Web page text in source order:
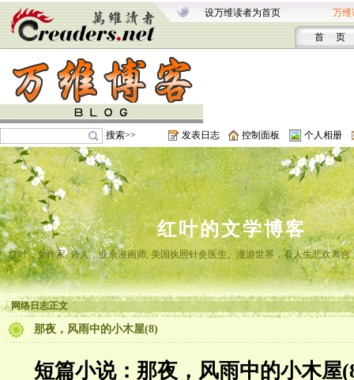
设万维读者为首页 万维
首 页
搜索>> 发表日志 控制面板 个人相册
红叶的文学博客
红叶，女作家, 诗人，业余漫画师, 美国执照针灸医生。漫游世界，看人生悲欢离
网络日志正文
那夜，风雨中的小木屋(8)
短篇小说：那夜，风雨中的小木屋